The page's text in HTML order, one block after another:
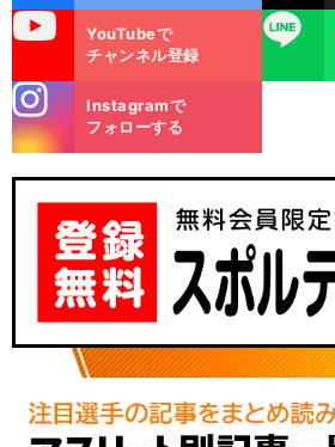
YouTubeで
チャンネル登録
LINE
m
Instagramで
フォローする